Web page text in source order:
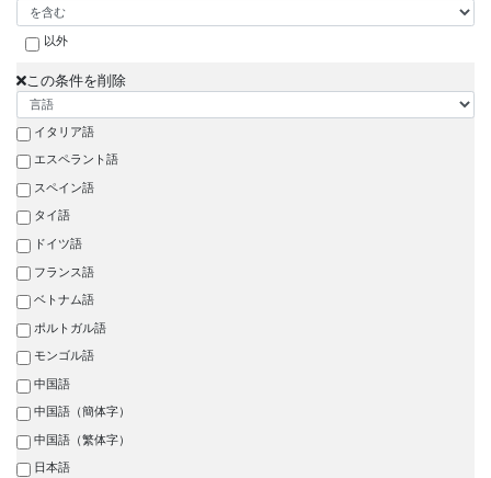
以外
この条件を削除
イタリア語
エスペラント語
スペイン語
タイ語
ドイツ語
フランス語
ベトナム語
ポルトガル語
モンゴル語
中国語
中国語（簡体字）
中国語（繁体字）
日本語